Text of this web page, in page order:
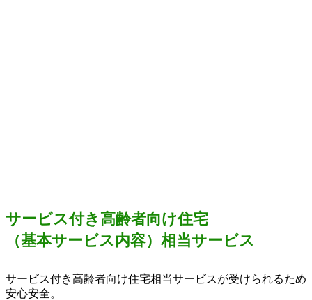
サービス付き高齢者向け住宅
（基本サービス内容）相当サービス
サービス付き高齢者向け住宅相当サービスが受けられるため
安心安全。